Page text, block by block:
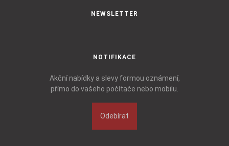
NEWSLETTER
NOTIFIKACE
Akční nabídky a slevy formou oznámení,
přímo do vašeho počítače nebo mobilu.
Odebírat